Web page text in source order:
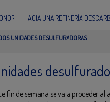
HACIA UNA REFINERÍA
UNIDADES DESULFURADORAS
fin de semana se va a proceder al